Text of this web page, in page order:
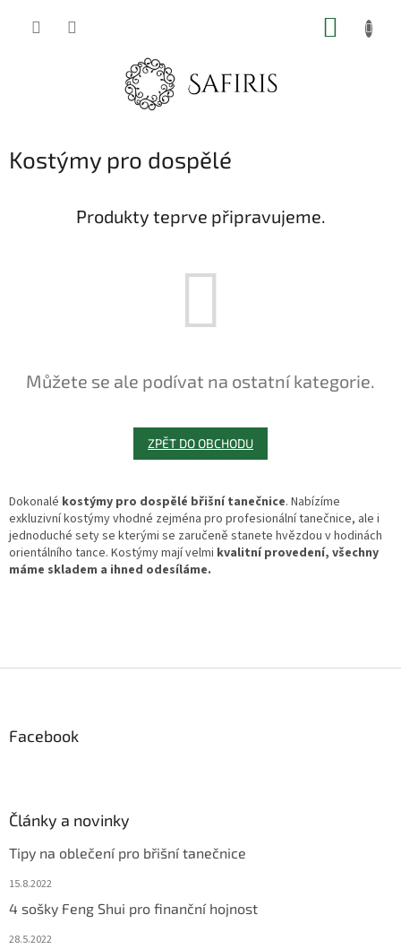
Kostýmy pro dospělé
Produkty teprve připravujeme.
Můžete se ale podívat na ostatní kategorie.
ZPĚT DO OBCHODU
Dokonalé kostýmy pro dospělé břišní tanečnice. Nabízíme
exkluzivní kostýmy vhodné zejména pro profesionální tanečnice, ale i
jednoduché sety se kterými se zaručeně stanete hvězdou v hodinách
orientálního tance. Kostýmy mají velmi kvalitní provedení, všechny
máme skladem a ihned odesíláme.
Facebook
Články a novinky
Tipy na oblečení pro břišní tanečnice
15.8.2022
4 sošky Feng Shui pro finanční hojnost
28.5.2022